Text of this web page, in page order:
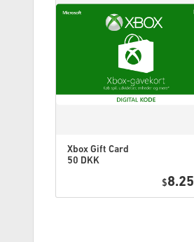
Xbox Gift Card
50 DKK
$8.25